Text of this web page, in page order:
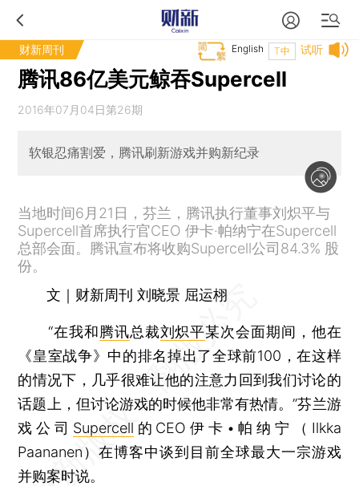
财新周刊 试听
T中
English
腾讯86亿美元鲸吞Supercell
2016年07月04日第26期
软银忍痛割爱，腾讯刷新游戏并购新纪录
当地时间6月21日，芬兰，腾讯执行董事刘炽平与
Supercell首席执行官CEO 伊卡·帕纳宁在Supercell
总部会面。腾讯宣布将收购Supercell公司84.3% 股
份。
文｜财新周刊 刘晓景 屈运栩
“在我和腾讯总裁刘炽平某次会面期间，他在
《皇室战争》中的排名掉出了全球前100，在这样
的情况下，几乎很难让他的注意力回到我们讨论的
话题上，但讨论游戏的时候他非常有热情。”芬兰游
戏公司 Supercell 的CEO伊卡•帕纳宁（Ilkka
Paananen）在博客中谈到目前全球最大一宗游戏
并购案时说。